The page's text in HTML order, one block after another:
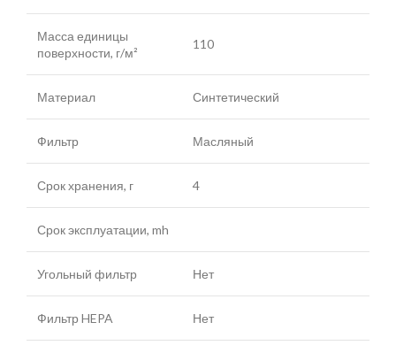
Масса единицы
поверхности, г/м²
110
Материал Синтетический
Фильтр Масляный
Срок хранения, г 4
Срок эксплуатации, mh
Угольный фильтр Нет
Фильтр HEPA Нет